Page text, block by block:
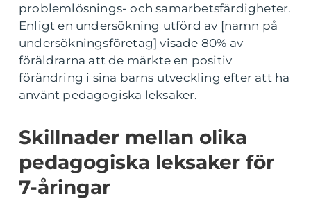
problemlösnings- och samarbetsfärdigheter.
Enligt en undersökning utförd av [namn på
undersökningsföretag] visade 80% av
föräldrarna att de märkte en positiv
förändring i sina barns utveckling efter att ha
använt pedagogiska leksaker.
Skillnader mellan olika
pedagogiska leksaker för
7-åringar